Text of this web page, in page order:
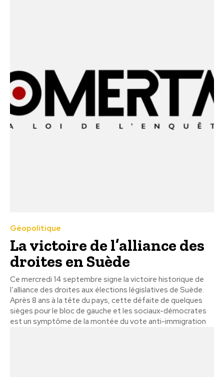
Géopolitique
La victoire de l’alliance des
droites en Suède
Ce mercredi 14 septembre signe la victoire historique de
l’alliance des droites aux élections législatives de Suède.
Après 8 ans à la tête du pays, cette défaite de quelques
sièges pour le bloc de gauche et les sociaux-démocrates
est un symptôme de la montée du vote anti-immigration